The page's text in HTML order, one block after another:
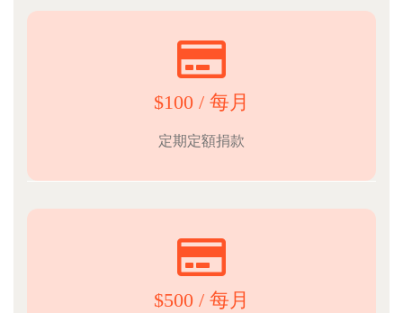
$100 / 每月
定期定額捐款
$500 / 每月